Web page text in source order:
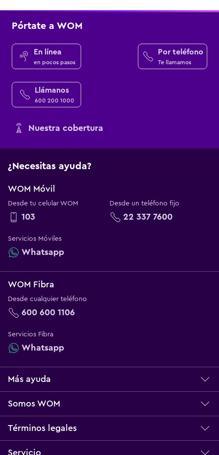
Pórtate a WOM
En línea
en pocos pasos
Por teléfono
Te llamamos
Llámanos
600 200 1000
Nuestra cobertura
¿Necesitas ayuda?
WOM Móvil
Desde tu celular WOM
103
Desde un teléfono fijo
22 337 7600
Servicios Móviles
Whatsapp
WOM Fibra
Desde cualquier teléfono
600 600 1106
Servicios Fibra
Whatsapp
Más ayuda
Servicio técnico
Norma Multibanda
Reclamos
Somos WOM
Sobre WOM
Nuestros Valores
Términos legales
Bases Legales
Servicio